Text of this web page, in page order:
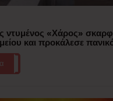
ντυμένος «Χάρος»
και προκάλεσε